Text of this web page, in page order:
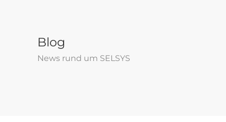
Blog
News rund um SELSYS